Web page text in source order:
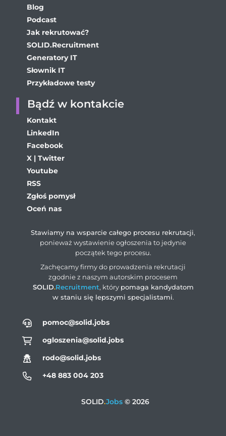
pomoc@solid.jobs
ogloszenia@solid.jobs
rodo@solid.jobs
+48 883 004 203
SOLID.Jobs© 2026
Blog
Podcast
Jak rekrutować?
SOLID.Recruitment
Generatory IT
Słownik IT
Przykładowe testy
Bądź w kontakcie
Kontakt
LinkedIn
Facebook
X | Twitter
Youtube
RSS
Zgłoś pomysł
Oceń nas
Stawiamy na wsparcie całego procesu rekrutacji,
ponieważ wystawienie ogłoszenia to jedynie
początek tego procesu.
Zachęcamy firmy do prowadzenia rekrutacji
zgodnie z naszym autorskim procesem
SOLID.Recruitment, który pomaga kandydatom
w staniu się lepszymi specjalistami.